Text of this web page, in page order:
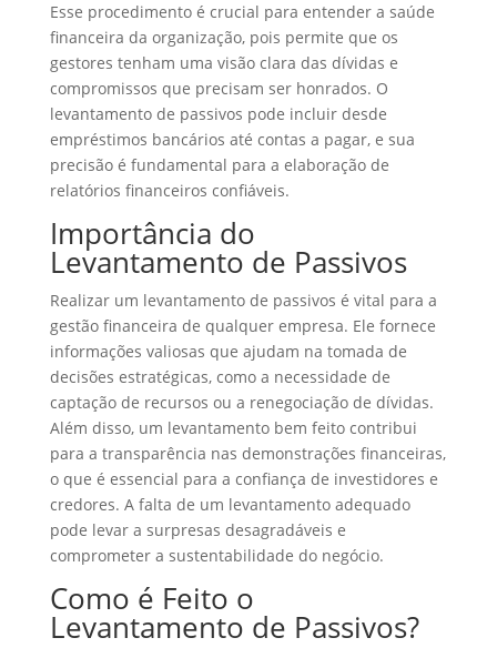
Esse procedimento é crucial para entender a saúde
financeira da organização, pois permite que os
gestores tenham uma visão clara das dívidas e
compromissos que precisam ser honrados. O
levantamento de passivos pode incluir desde
empréstimos bancários até contas a pagar, e sua
precisão é fundamental para a elaboração de
relatórios financeiros confiáveis.
Importância do
Levantamento de Passivos
Realizar um levantamento de passivos é vital para a
gestão financeira de qualquer empresa. Ele fornece
informações valiosas que ajudam na tomada de
decisões estratégicas, como a necessidade de
captação de recursos ou a renegociação de dívidas.
Além disso, um levantamento bem feito contribui
para a transparência nas demonstrações financeiras,
o que é essencial para a confiança de investidores e
credores. A falta de um levantamento adequado
pode levar a surpresas desagradáveis e
comprometer a sustentabilidade do negócio.
Como é Feito o
Levantamento de Passivos?